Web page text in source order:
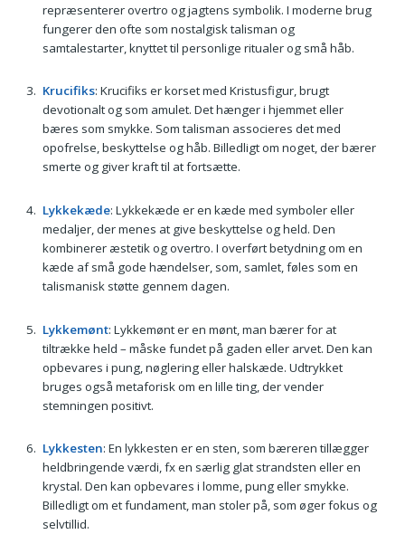
repræsenterer overtro og jagtens symbolik. I moderne brug
fungerer den ofte som nostalgisk talisman og
samtalestarter, knyttet til personlige ritualer og små håb.
Krucifiks: Krucifiks er korset med Kristusfigur, brugt
devotionalt og som amulet. Det hænger i hjemmet eller
bæres som smykke. Som talisman associeres det med
opofrelse, beskyttelse og håb. Billedligt om noget, der bærer
smerte og giver kraft til at fortsætte.
Lykkekæde: Lykkekæde er en kæde med symboler eller
medaljer, der menes at give beskyttelse og held. Den
kombinerer æstetik og overtro. I overført betydning om en
kæde af små gode hændelser, som, samlet, føles som en
talismanisk støtte gennem dagen.
Lykkemønt: Lykkemønt er en mønt, man bærer for at
tiltrække held – måske fundet på gaden eller arvet. Den kan
opbevares i pung, nøglering eller halskæde. Udtrykket
bruges også metaforisk om en lille ting, der vender
stemningen positivt.
Lykkesten: En lykkesten er en sten, som bæreren tillægger
heldbringende værdi, fx en særlig glat strandsten eller en
krystal. Den kan opbevares i lomme, pung eller smykke.
Billedligt om et fundament, man stoler på, som øger fokus og
selvtillid.